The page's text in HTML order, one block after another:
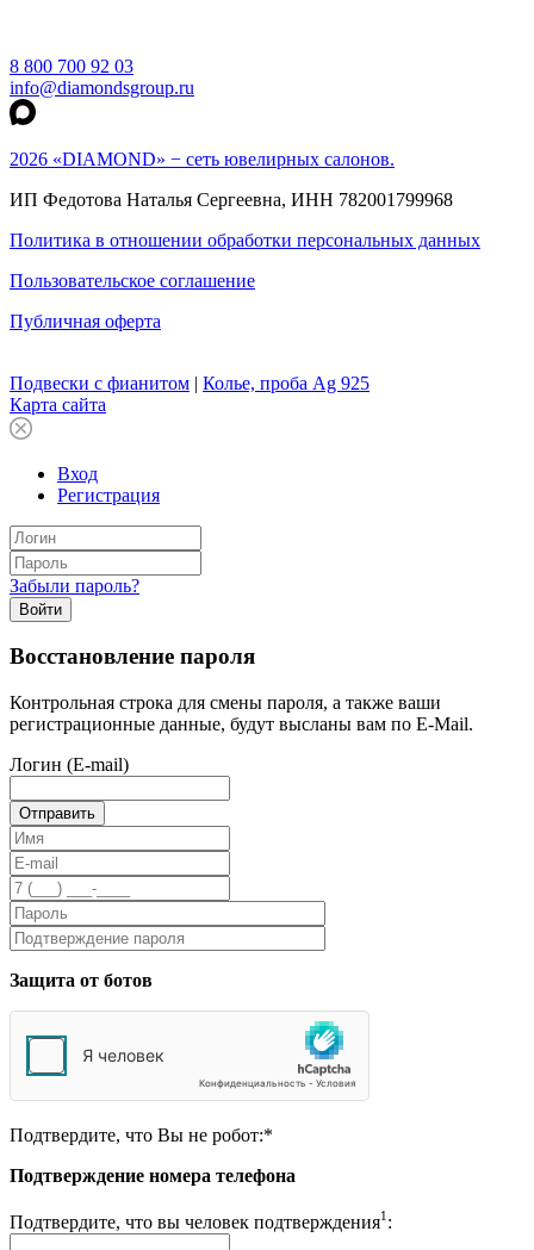
8 800 700 92 03
info@diamondsgroup.ru
2026 «DIAMOND» − сеть ювелирных салонов.
ИП Федотова Наталья Сергеевна, ИНН 782001799968
Политика в отношении обработки персональных данных
Пользовательское соглашение
Публичная оферта
Подвески с фианитом | Колье, проба Ag 925
Карта сайта
Вход
Регистрация
Забыли пароль?
Войти
Восстановление пароля
Контрольная строка для смены пароля, а также ваши
регистрационные данные, будут высланы вам по E-Mail.
Логин (E-mail)
Защита от ботов
Подтвердите, что Вы не робот:*
Подтверждение номера телефона
Подтвердите, что вы человек подтверждения1 :